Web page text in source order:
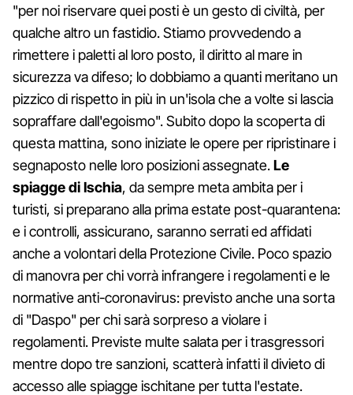
"per noi riservare quei posti è un gesto di civiltà, per
qualche altro un fastidio. Stiamo provvedendo a
rimettere i paletti al loro posto, il diritto al mare in
sicurezza va difeso; lo dobbiamo a quanti meritano un
pizzico di rispetto in più in un'isola che a volte si lascia
sopraffare dall'egoismo". Subito dopo la scoperta di
questa mattina, sono iniziate le opere per ripristinare i
segnaposto nelle loro posizioni assegnate.Le
spiagge di Ischia, da sempre meta ambita per i
turisti, si preparano alla prima estate post-quarantena:
e i controlli, assicurano, saranno serrati ed affidati
anche a volontari della Protezione Civile. Poco spazio
di manovra per chi vorrà infrangere i regolamenti e le
normative anti-coronavirus: previsto anche una sorta
di "Daspo" per chi sarà sorpreso a violare i
regolamenti. Previste multe salata per i trasgressori
mentre dopo tre sanzioni, scatterà infatti il divieto di
accesso alle spiagge ischitane per tutta l'estate.